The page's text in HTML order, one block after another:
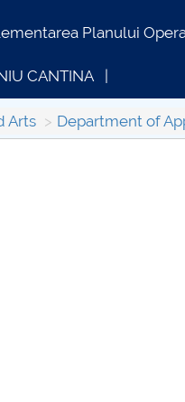
Planului
CANTINA
Arts Department of